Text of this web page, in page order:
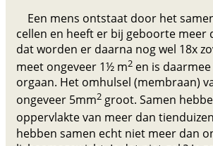
Een mens ontstaat door het
cellen en heeft er bij geboorte meer
dat worden er daarna nog wel 18x
meet ongeveer 1½ m2 en is
orgaan. Het omhulsel (membraan)
ongeveer 5mm2 groot. Samen
oppervlakte van meer dan
hebben samen echt niet meer dan